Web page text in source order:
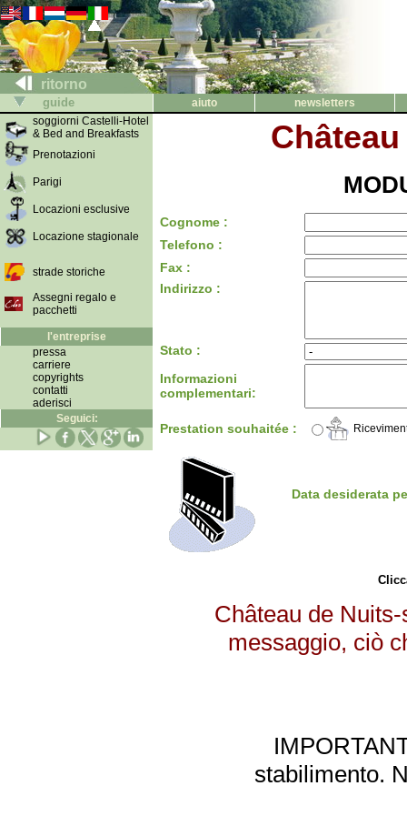
ritorno
guide aiuto
newsletters
soggiorni Castelli-Hotel
& Bed and Breakfasts
Prenotazioni
Parigi
Locazioni esclusive
Locazione stagionale
strade storiche
Assegni regalo e
pacchetti
l'entreprise
pressa
carriere
copyrights
contatti
aderisci
Seguici:
Cognome :
Telefono :
Fax :
Indirizzo :
Stato :
Informazioni
complementari:
Prestation souhaitée :
Data desiderata
Château de
messaggio, ciò
stabilimento.